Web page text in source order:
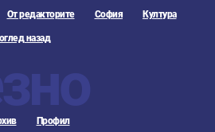
От редакторите София Култура
назад
Профил